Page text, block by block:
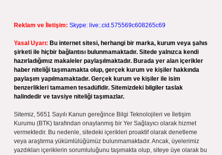
Reklam ve İletişim: Skype: live:.cid.575569c608265c69
Yasal Uyarı: Bu internet sitesi, herhangi bir marka, kurum veya şahıs
şirketi ile hiçbir bağlantısı bulunmamaktadır. Sitede yalnızca kendi
hazırladığımız makaleler paylaşılmaktadır. Burada yer alan içerikler
haber niteliği taşımamakta olup, gerçek kurum ve kişiler hakkında
paylaşım yapılmamaktadır. Gerçek kurum ve kişiler ile isim
benzerlikleri tamamen tesadüfidir. Sitemizdeki bilgiler taslak
halindedir ve tavsiye niteliği taşımazlar.
Sitemiz, 5651 Sayılı Kanun gereğince Bilgi Teknolojileri ve İletişim
Kurumu (BTK) tarafından onaylanmış bir Yer Sağlayıcı olarak hizmet
vermektedir. Bu nedenle, sitedeki içerikleri proaktif olarak denetleme
veya araştırma yükümlülüğümüz bulunmamaktadır. Ancak, üyelerimiz
yazdıkları içeriklerin sorumluluğunu taşımakta olup, siteye üye olarak bu